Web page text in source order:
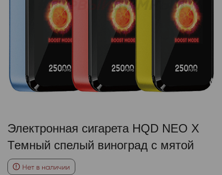
Электронная сигарета HQD NEO X
Темный спелый виноград с мятой
Нет в наличии